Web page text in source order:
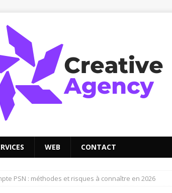
WEB CONTACT
PSN : méthodes et risques à connaître en 2026